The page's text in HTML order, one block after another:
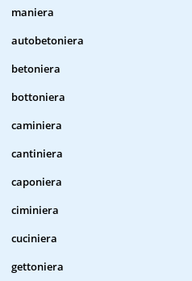
maniera
autobetoniera
betoniera
bottoniera
caminiera
cantiniera
caponiera
ciminiera
cuciniera
gettoniera